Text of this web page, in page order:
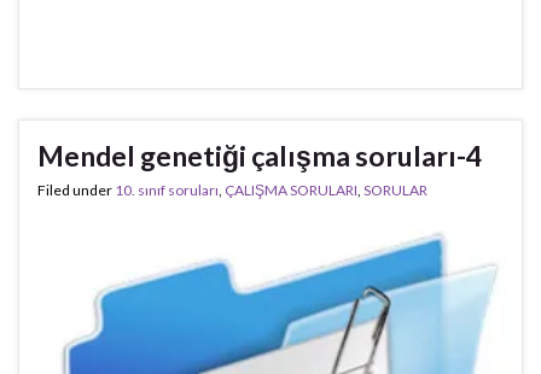
Mendel genetiği çalışma soruları-4
Filed under 10. sınıf soruları ÇALIŞMA SORULARI SORULAR